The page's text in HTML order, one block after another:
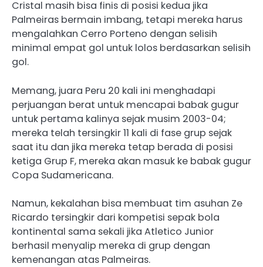
Cristal masih bisa finis di posisi kedua jika
Palmeiras bermain imbang, tetapi mereka harus
mengalahkan Cerro Porteno dengan selisih
minimal empat gol untuk lolos berdasarkan selisih
gol.
Memang, juara Peru 20 kali ini menghadapi
perjuangan berat untuk mencapai babak gugur
untuk pertama kalinya sejak musim 2003-04;
mereka telah tersingkir 11 kali di fase grup sejak
saat itu dan jika mereka tetap berada di posisi
ketiga Grup F, mereka akan masuk ke babak gugur
Copa Sudamericana.
Namun, kekalahan bisa membuat tim asuhan Ze
Ricardo tersingkir dari kompetisi sepak bola
kontinental sama sekali jika Atletico Junior
berhasil menyalip mereka di grup dengan
kemenangan atas Palmeiras.